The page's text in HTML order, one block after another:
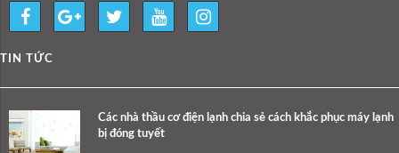
TIN TỨC
Các nhà thầu cơ điện lạnh chia sẻ cách khắc phục máy lạnh
bị đóng tuyết